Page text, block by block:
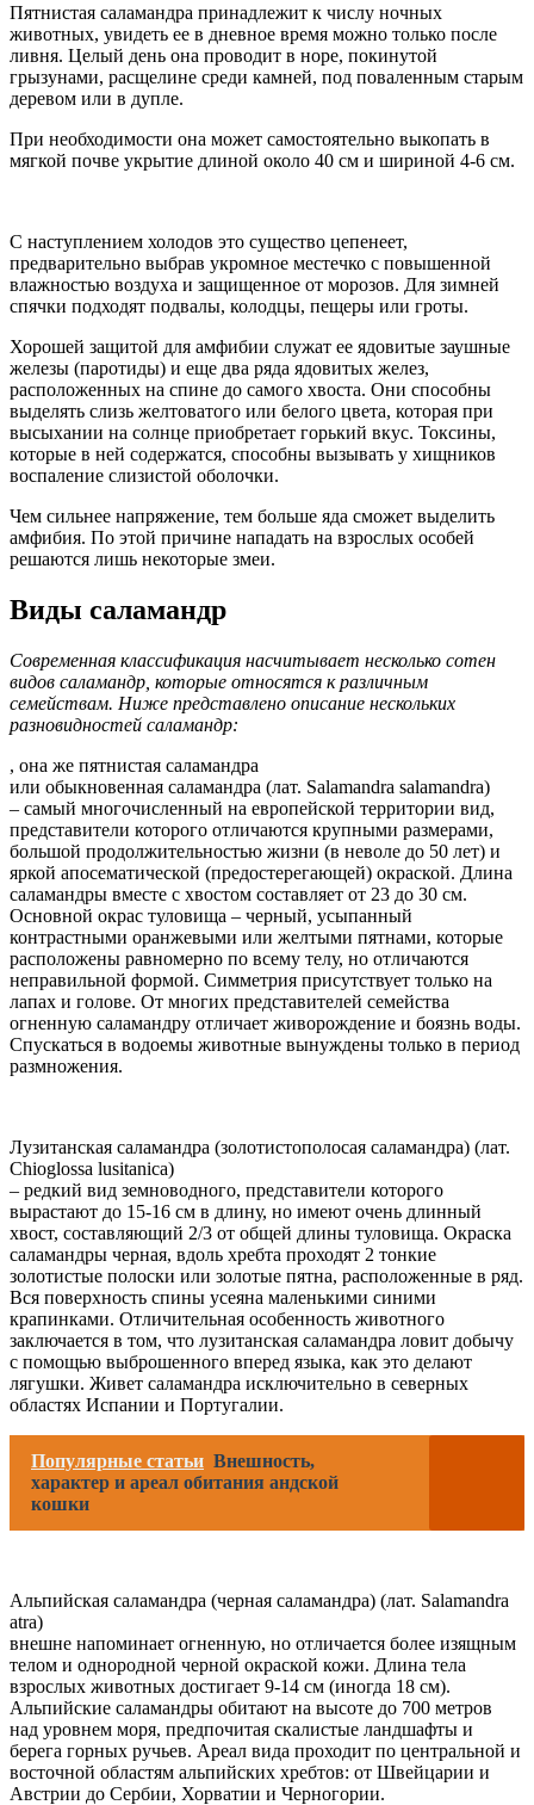
Пятнистая саламандра принадлежит к числу ночных
животных, увидеть ее в дневное время можно только после
ливня. Целый день она проводит в норе, покинутой
грызунами, расщелине среди камней, под поваленным старым
деревом или в дупле.
При необходимости она может самостоятельно выкопать в
мягкой почве укрытие длиной около 40 см и шириной 4-6 см.
С наступлением холодов это существо цепенеет,
предварительно выбрав укромное местечко с повышенной
влажностью воздуха и защищенное от морозов. Для зимней
спячки подходят подвалы, колодцы, пещеры или гроты.
Хорошей защитой для амфибии служат ее ядовитые заушные
железы (паротиды) и еще два ряда ядовитых желез,
расположенных на спине до самого хвоста. Они способны
выделять слизь желтоватого или белого цвета, которая при
высыхании на солнце приобретает горький вкус. Токсины,
которые в ней содержатся, способны вызывать у хищников
воспаление слизистой оболочки.
Чем сильнее напряжение, тем больше яда сможет выделить
амфибия. По этой причине нападать на взрослых особей
решаются лишь некоторые змеи.
Виды саламандр
Современная классификация насчитывает несколько сотен
видов саламандр, которые относятся к различным
семействам. Ниже представлено описание нескольких
разновидностей саламандр:
, она же пятнистая саламандра
или обыкновенная саламандра (лат. Salamandra salamandra)
– самый многочисленный на европейской территории вид,
представители которого отличаются крупными размерами,
большой продолжительностью жизни (в неволе до 50 лет) и
яркой апосематической (предостерегающей) окраской. Длина
саламандры вместе с хвостом составляет от 23 до 30 см.
Основной окрас туловища – черный, усыпанный
контрастными оранжевыми или желтыми пятнами, которые
расположены равномерно по всему телу, но отличаются
неправильной формой. Симметрия присутствует только на
лапах и голове. От многих представителей семейства
огненную саламандру отличает живорождение и боязнь воды.
Спускаться в водоемы животные вынуждены только в период
размножения.
Лузитанская саламандра (золотистополосая саламандра) (лат.
Chioglossa lusitanica)
– редкий вид земноводного, представители которого
вырастают до 15-16 см в длину, но имеют очень длинный
хвост, составляющий 2/3 от общей длины туловища. Окраска
саламандры черная, вдоль хребта проходят 2 тонкие
золотистые полоски или золотые пятна, расположенные в ряд.
Вся поверхность спины усеяна маленькими синими
крапинками. Отличительная особенность животного
заключается в том, что лузитанская саламандра ловит добычу
с помощью выброшенного вперед языка, как это делают
лягушки. Живет саламандра исключительно в северных
областях Испании и Португалии.
Популярные статьи Внешность,
характер и ареал обитания андской
кошки
Альпийская саламандра (черная саламандра) (лат. Salamandra
atra)
внешне напоминает огненную, но отличается более изящным
телом и однородной черной окраской кожи. Длина тела
взрослых животных достигает 9-14 см (иногда 18 см).
Альпийские саламандры обитают на высоте до 700 метров
над уровнем моря, предпочитая скалистые ландшафты и
берега горных ручьев. Ареал вида проходит по центральной и
восточной областям альпийских хребтов: от Швейцарии и
Австрии до Сербии, Хорватии и Черногории.